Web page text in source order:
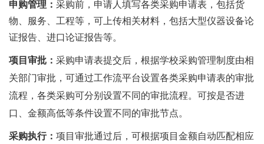
申购管理： 采购前，申请人填写各类采购申请表，包括货
物、服务、工程等，可上传相关材料，包括大型仪器设备论
证报告、进口论证报告等。
项目审批： 采购申请表提交后，根据学校采购管理制度由相
关部门审批，可通过工作流平台设置各类采购申请表的审批
流程，各类采购可分别设置不同的审批流程。可按是否进
口、金额高低等条件设置不同的审批节点。
采购执行： 项目审批通过后，可根据项目金额自动匹配相应